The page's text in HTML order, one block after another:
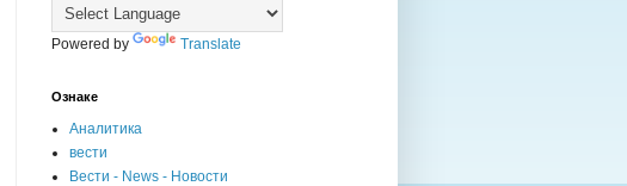
Powered by Translate
Ознаке
Аналитика
вести
Вести - News - Новости